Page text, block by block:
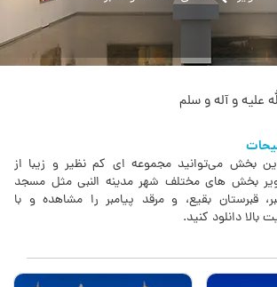
علیه و آله و سلم
بخش می‌توانید مجموعه ای کم نظیر و زیبا از
بخش های مختلف شهر مدینه النبی مثل مسجد
قبرستان بقیع، و مرقد پیامبر را مشاهده و با
بالا دانلود کنید.